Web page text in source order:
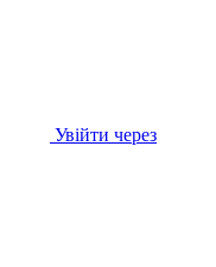
Увійти через